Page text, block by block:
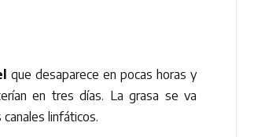
que desaparece en pocas horas y
en tres días. La grasa se va
linfáticos.